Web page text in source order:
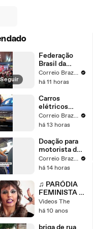
Federação
Brasil da
Esperança
lança Leandro
disputar o
GDF
Correio Braziliense
há 11 horas
Carros
elétricos
ocupam os 3
primeiros
vendas no
Brasil em
julho
Correio Braziliense
há 13 horas
Doação para
motorista de
aplicativo vira
caso de
Vicente Pires
Correio Braziliense
há 14 horas
♫ PARÓDIA
FEMINISTA -
MC Biel
'Química'
Barbara
Videos The
há 10 anos